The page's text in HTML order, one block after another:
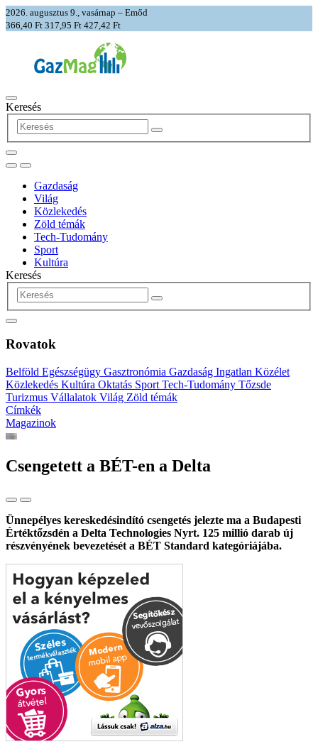
2026. augusztus 9., vasárnap – Emőd
366,40 Ft 317,95 Ft 427,42 Ft
Keresés
Gazdaság
Világ
Közlekedés
Zöld témák
Tech-Tudomány
Sport
Kultúra
Keresés
Rovatok
Belföld Egészségügy Gasztronómia Gazdaság Ingatlan Közélet
Közlekedés Kultúra Oktatás Sport Tech-Tudomány Tőzsde
Turizmus Vállalatok Világ Zöld témák
Címkék
Magazinok
Csengetett a BÉT-en a Delta
Ünnepélyes kereskedésindító csengetés jelezte ma a Budapesti
Értéktőzsdén a Delta Technologies Nyrt. 125 millió darab új
részvényének bevezetését a BÉT Standard kategóriájába.